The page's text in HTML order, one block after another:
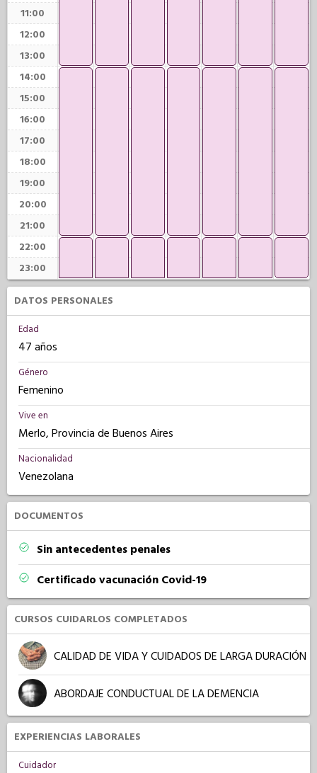
11:00
12:00
13:00
14:00
15:00
16:00
17:00
18:00
19:00
20:00
21:00
22:00
23:00
DATOS PERSONALES
Edad
47 años
Género
Femenino
Vive en
Merlo, Provincia de Buenos Aires
Nacionalidad
Venezolana
DOCUMENTOS
Sin antecedentes penales
Certificado vacunación Covid-19
CURSOS CUIDARLOS COMPLETADOS
CALIDAD DE VIDA Y CUIDADOS DE LARGA DURACIÓN
ABORDAJE CONDUCTUAL DE LA DEMENCIA
EXPERIENCIAS LABORALES
Cuidador